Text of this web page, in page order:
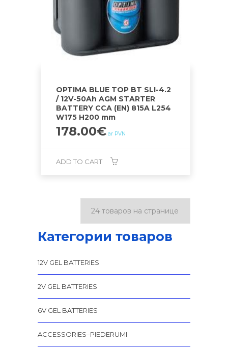
OPTIMA BLUE TOP BT SLI-4.2
/ 12V-50Ah AGM STARTER
BATTERY CCA (EN) 815A L254
W175 H200 mm
178.00€ ar PVN
ADD TO CART
Категории товаров
12V GEL BATTERIES
2V GEL BATTERIES
6V GEL BATTERIES
ACCESSORIES–PIEDERUMI